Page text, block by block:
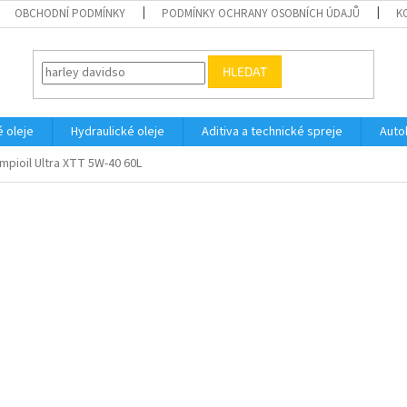
OBCHODNÍ PODMÍNKY PODMÍNKY OCHRANY OSOBNÍCH ÚDAJŮ
HLEDAT
oleje Hydraulické oleje Aditiva a technické spreje
Ultra XTT 5W-40 60L